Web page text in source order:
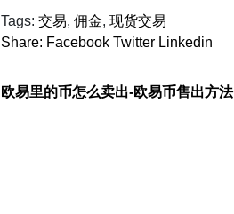
Tags: 交易, 佣金, 现货交易
Share: Facebook Twitter Linkedin
欧易里的币怎么卖出-欧易币售出方法